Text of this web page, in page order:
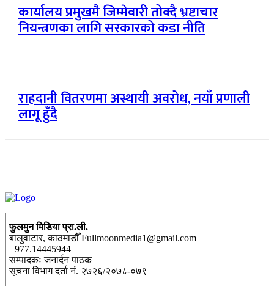
कार्यालय प्रमुखमै जिम्मेवारी तोक्दै भ्रष्टाचार
नियन्त्रणका लागि सरकारको कडा नीति
राहदानी वितरणमा अस्थायी अवरोध, नयाँ प्रणाली
लागू हुँदै
फुलमुन मिडिया प्रा.ली.
बालुवाटार, काठमाडौँ Fullmoonmedia1@gmail.com
+977.14445944
सम्पादकः जनार्दन पाठक
सूचना विभाग दर्ता नं. २७२६/२०७८-०७९